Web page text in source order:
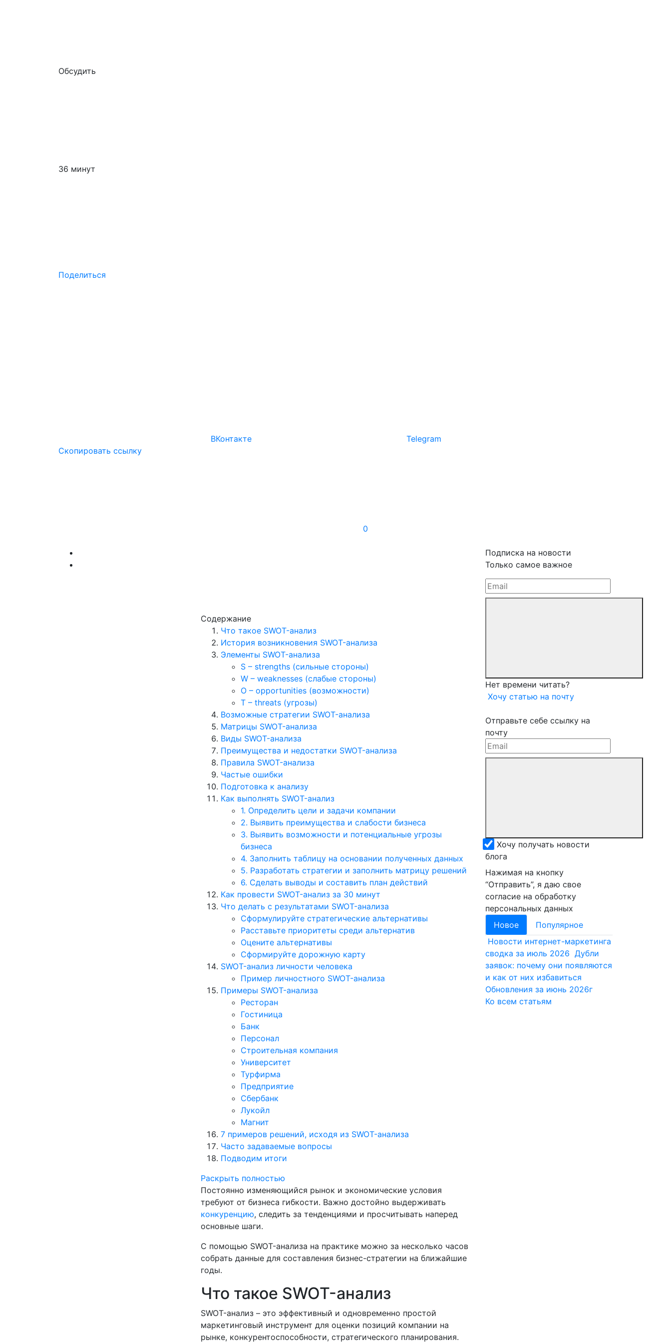
Обсудить
36 минут
Поделиться
ВКонтакте
Telegram
Скопировать ссылку
0
Содержание
Что такое SWOT-анализ
История возникновения SWOT-анализа
Элементы SWOT-анализа
S – strengths (сильные стороны)
W – weaknesses (слабые стороны)
O – opportunities (возможности)
T – threats (угрозы)
Возможные стратегии SWOT-анализа
Матрицы SWOT-анализа
Виды SWOT-анализа
Преимущества и недостатки SWOT-анализа
Правила SWOT-анализа
Частые ошибки
Подготовка к анализу
Как выполнять SWOT-анализ
1. Определить цели и задачи компании
2. Выявить преимущества и слабости бизнеса
3. Выявить возможности и потенциальные угрозы
бизнеса
4. Заполнить таблицу на основании полученных данных
5. Разработать стратегии и заполнить матрицу решений
6. Сделать выводы и составить план действий
Как провести SWOT-анализ за 30 минут
Что делать с результатами SWOT-анализа
Сформулируйте стратегические альтернативы
Расставьте приоритеты среди альтернатив
Оцените альтернативы
Сформируйте дорожную карту
SWOT-анализ личности человека
Пример личностного SWOT-анализа
Примеры SWOT-анализа
Ресторан
Гостиница
Банк
Персонал
Строительная компания
Университет
Турфирма
Предприятие
Сбербанк
Лукойл
Магнит
7 примеров решений, исходя из SWOT-анализа
Часто задаваемые вопросы
Подводим итоги
Раскрыть полностью
Постоянно изменяющийся рынок и экономические условия
требуют от бизнеса гибкости. Важно достойно выдерживать
конкуренцию, следить за тенденциями и просчитывать наперед
основные шаги.
С помощью SWOT-анализа на практике можно за несколько часов
собрать данные для составления бизнес-стратегии на ближайшие
годы.
Что такое SWOT-анализ
SWOT-анализ – это эффективный и одновременно простой
маркетинговый инструмент для оценки позиций компании на
рынке, конкурентоспособности, стратегического планирования.
Подписка на новости
Только самое важное
Нет времени читать?
Хочу статью на почту
Отправьте себе ссылку на
почту
Хочу получать новости
блога
Нажимая на кнопку
“Отправить”, я даю свое
согласие на обработку
персональных данных
Новое
Популярное
Новости интернет-маркетинга
сводка за июль 2026 Дубли
заявок: почему они появляются
и как от них избавиться
Обновления за июнь 2026г
Ко всем статьям